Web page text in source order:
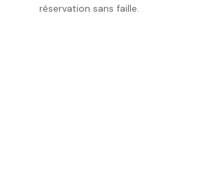
réservation sans faille.